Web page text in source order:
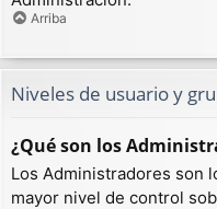
Arriba
Niveles de usuario y
¿Qué son los
Los Administradores son
mayor nivel de control